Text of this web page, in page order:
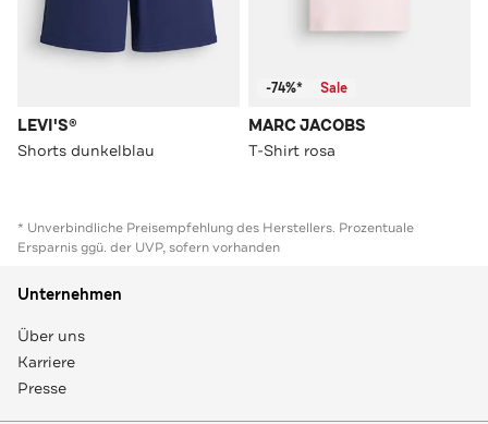
LEVI'S®
Shorts dunkelblau
-74%* Sale
MARC JACOBS
T-Shirt rosa
* Unverbindliche Preisempfehlung des Herstellers. Prozentuale
Ersparnis ggü. der UVP, sofern vorhanden
Unternehmen
Über uns
Karriere
Presse